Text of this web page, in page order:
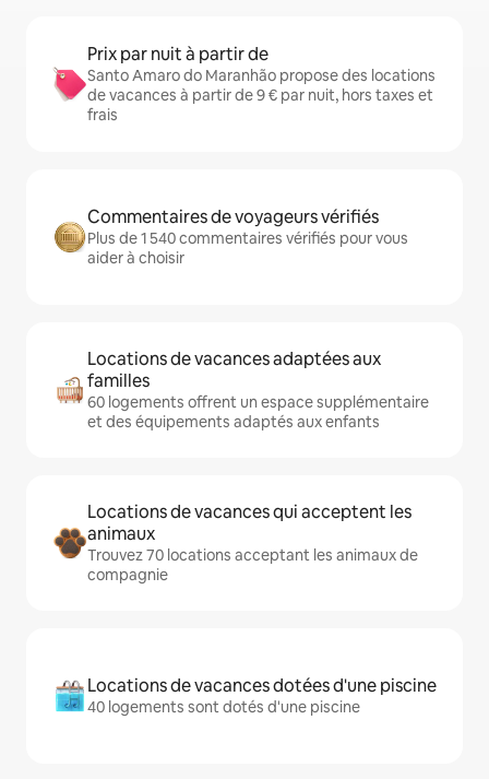
Prix par nuit à partir de
Santo Amaro do Maranhão propose des locations
de vacances à partir de 9 € par nuit, hors taxes et
frais
Commentaires de voyageurs vérifiés
Plus de 1 540 commentaires vérifiés pour vous
aider à choisir
Locations de vacances adaptées aux
familles
60 logements offrent un espace supplémentaire
et des équipements adaptés aux enfants
Locations de vacances qui acceptent les
animaux
Trouvez 70 locations acceptant les animaux de
compagnie
Locations de vacances dotées d'une piscine
40 logements sont dotés d'une piscine